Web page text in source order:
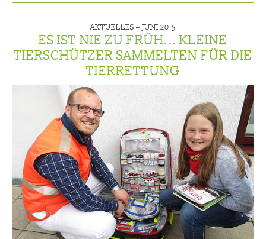
AKTUELLES – JUNI 2015
ES IST NIE ZU FRÜH... KLEINE
TIERSCHÜTZER SAMMELTEN FÜR DIE
TIERRETTUNG